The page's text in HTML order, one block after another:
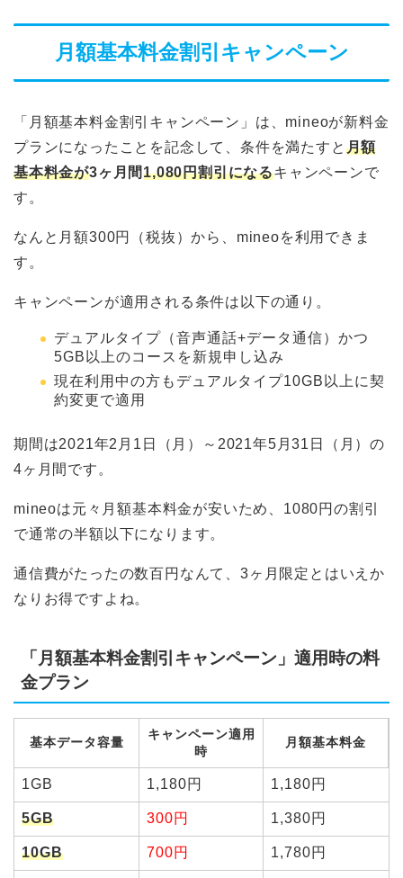
月額基本料金割引キャンペーン
「月額基本料金割引キャンペーン」は、mineoが新料金
プランになったことを記念して、条件を満たすと 月額
基本料金が3ヶ月間1,080円割引になるキャンペーンで
す。
なんと月額300円（税抜）から、mineoを利用できま
す。
キャンペーンが適用される条件は以下の通り。
デュアルタイプ（音声通話+データ通信）かつ
5GB以上のコースを新規申し込み
現在利用中の方もデュアルタイプ10GB以上に契
約変更で適用
期間は2021年2月1日（月）～2021年5月31日（月）の
4ヶ月間です。
mineoは元々月額基本料金が安いため、1080円の割引
で通常の半額以下になります。
通信費がたったの数百円なんて、3ヶ月限定とはいえか
なりお得ですよね。
「月額基本料金割引キャンペーン」適用時の料
金プラン
基本データ容量
キャンペーン適用
時
月額基本料金
1GB 1,180円 1,180円
5GB 300円 1,380円
10GB 700円 1,780円